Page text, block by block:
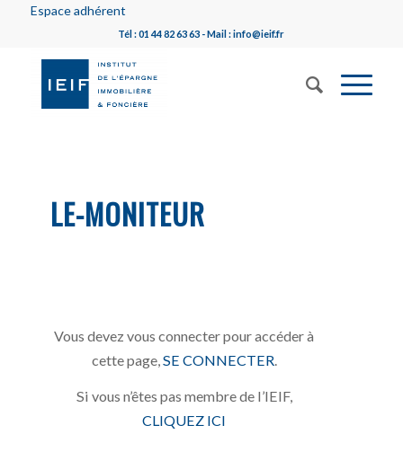
Espace adhérent
Tél : 01 44 82 63 63 - Mail : info@ieif.fr
LE-MONITEUR
Vous devez vous connecter pour accéder à
cette page, SE CONNECTER
Si vous n’êtes pas membre de l’IEIF,
CLIQUEZ ICI